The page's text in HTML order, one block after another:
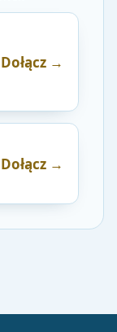
Dołącz →
Dołącz →